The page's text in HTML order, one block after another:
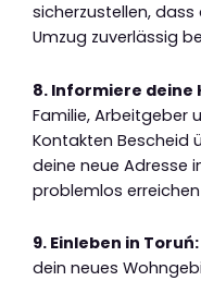
sicherzustellen,
Umzug zuverlässig
8. Informiere deine
Familie, Arbeitgeber
Kontakten Bescheid
deine neue Adresse
problemlos
9. Einleben in Toruń:
dein neues